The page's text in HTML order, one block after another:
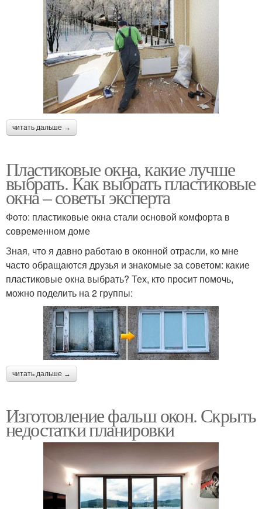
читать дальше →
Пластиковые окна, какие лучше
выбрать. Как выбрать пластиковые
окна – советы эксперта
Фото: пластиковые окна стали основой комфорта в
современном доме
Зная, что я давно работаю в оконной отрасли, ко мне
часто обращаются друзья и знакомые за советом: какие
пластиковые окна выбрать? Тех, кто просит помочь,
можно поделить на 2 группы:
читать дальше →
Изготовление фальш окон. Скрыть
недостатки планировки